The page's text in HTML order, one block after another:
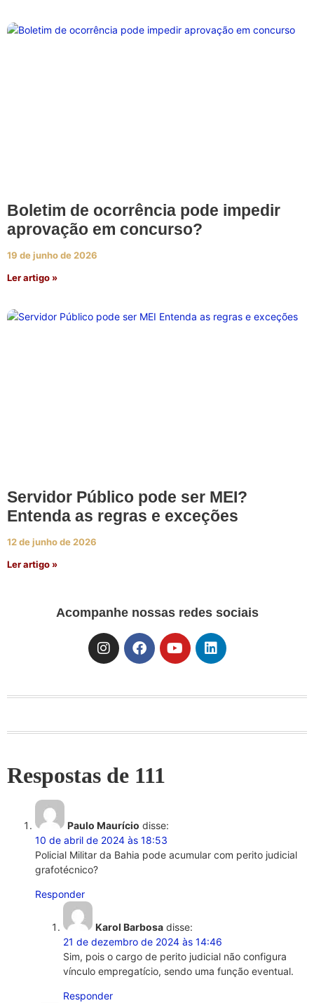
Boletim de ocorrência pode impedir
aprovação em concurso?
19 de junho de 2026
Ler artigo »
Servidor Público pode ser MEI?
Entenda as regras e exceções
12 de junho de 2026
Ler artigo »
Acompanhe nossas redes sociais
Respostas de 111
Paulo Maurício disse:
10 de abril de 2024 às 18:53
Policial Militar da Bahia pode acumular com perito judicial
grafotécnico?
Responder
Karol Barbosa disse:
21 de dezembro de 2024 às 14:46
Sim, pois o cargo de perito judicial não configura
vínculo empregatício, sendo uma função eventual.
Responder